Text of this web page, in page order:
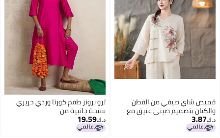
4
قميص شاي صيفي من القطن
والكتان بتصميم صيني عتيق مع
ياقة غير متساوية وزر فني وتطريز
ثقافي ثقيل
د.ك‏3.87
ترو برونز طقم كورتا وردي حريري
بفتحة جانبية من
د.ك‏19.59